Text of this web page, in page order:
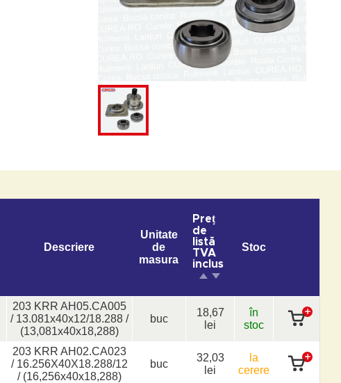
Descriere
Unitate
de
masura
Preț
de
listă
TVA
inclus
Stoc
203 KRR AH05.CA005
/ 13.081x40x12/18.288 /
(13,081x40x18,288)
buc
18,67
lei
în
stoc
203 KRR AH02.CA023
/ 16.256X40X18.288/12
/ (16,256x40x18,288)
buc
32,03
lei
la
cerere